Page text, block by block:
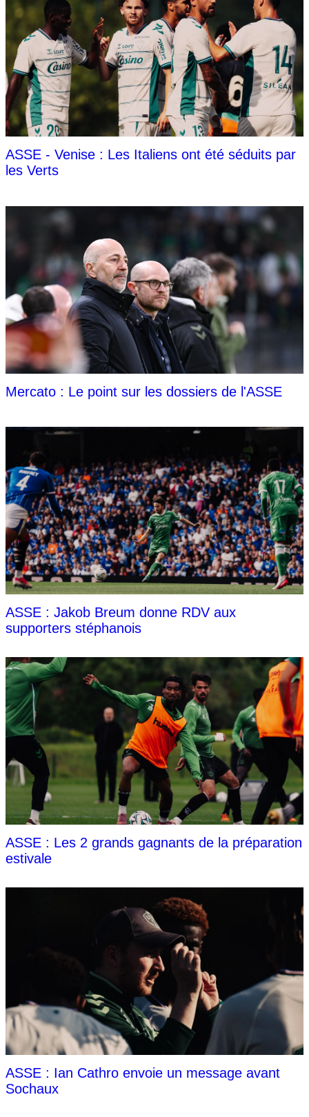
ASSE - Venise : Les Italiens ont été séduits par
les Verts
Mercato : Le point sur les dossiers de l'ASSE
ASSE : Jakob Breum donne RDV aux
supporters stéphanois
ASSE : Les 2 grands gagnants de la préparation
estivale
ASSE : Ian Cathro envoie un message avant
Sochaux